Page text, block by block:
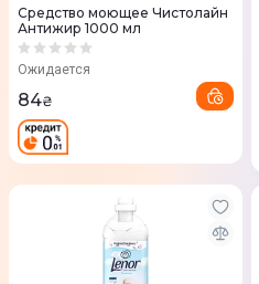
Средство моющее Чистолайн
Антижир 1000 мл
Ожидается
84₴